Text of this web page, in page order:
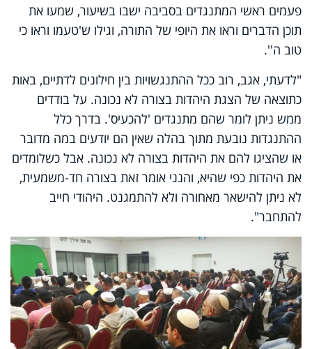
פעמים ראשי המתנגדים בסביבה ישבו בשיעור, שמעו את
תוכן הדברים וראו את היופי של התורה, וגילו ש'טעמו וראו כי
טוב ה''.
"לדעתי, אגב, רוב ככל ההתנגשויות בין חילונים לדתיים, באות
כתוצאה של הצגת היהדות בצורה לא נכונה. על בודדים
ממש ניתן לומר שהם מתנגדים 'להכעיס'. בדרך כלל
ההתנגדות נובעת מתוך בהלה שאין הם יודעים במה מדובר
או שהציגו להם את היהדות בצורה לא נכונה. אבל כשלומדים
את היהדות כפי שהיא, והנני אומר זאת בצורה חד-משמעית,
לא ניתן להישאר מאחורה ולא להתמגנט. היהודי חייב
להתחבר".